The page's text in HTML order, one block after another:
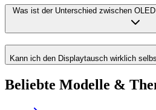
Was ist der Unterschied zwischen
Kann ich den Displaytausch wirklich
Beliebte Modelle &